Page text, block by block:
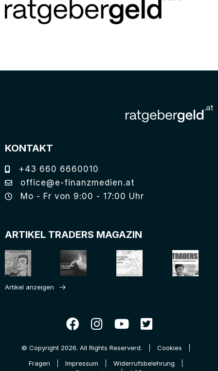
KONTAKT
+43 660 6660010
office@e-finanzmedien.at
Mo - Fr von 9:00 - 17:00 Uhr
ARTIKEL TRADERS MAGAZIN
Artikel anzeigen
© Copyright 2026. All Rights Reserverd.
Cookies
Fragen
Impressum
Widerrufsbelehrung